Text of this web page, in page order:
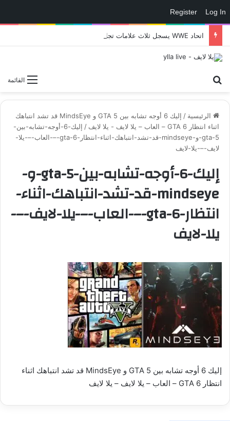
Log In
Register
القائمة
الرئيسية /
إليك 6 أوجه تشابه بين GTA 5 و MindsEye قد تشد انتباهك
اثناء انتظار GTA 6 – العاب – يلا لايف - يلا لايف
/
إليك-6-أوجه-تشابه-بين-
gta-5-و-mindseye-قد-تشد-انتباهك-اثناء-انتظار-gta-6-–-العاب-–-يلا-
لايف-–-يلا-لايف
إليك-6-أوجه-تشابه-بين-gta-5-و-
mindseye-قد-تشد-انتباهك-اثناء-
انتظار-gta-6-–-العاب-–-يلا-لايف-–-
يلا-لايف
إليك 6 أوجه تشابه بين GTA 5 و MindsEye قد تشد انتباهك اثناء
انتظار GTA 6 – العاب – يلا لايف – يلا لايف